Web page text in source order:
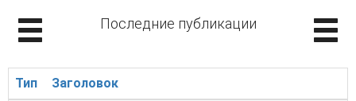
Последние публикации
Тип Заголовок